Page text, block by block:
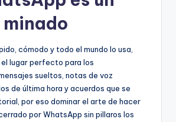
cómodo y todo el mundo lo usa,
lugar perfecto para los
sueltos, notas de voz
de última hora y acuerdos que se
por eso dominar el arte de hacer
por WhatsApp sin pillaros los